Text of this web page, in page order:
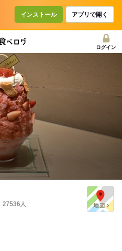
インストール アプリで開く
ログイン
27536 人